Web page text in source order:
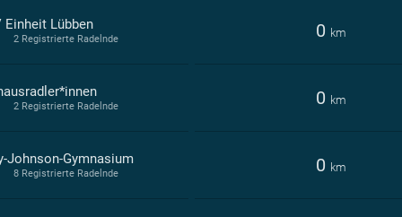
Einheit Lübben 0 km
2 Registrierte Radelnde
0 km
2 Registrierte Radelnde
Johnson-Gymnasium 0 km
8 Registrierte Radelnde